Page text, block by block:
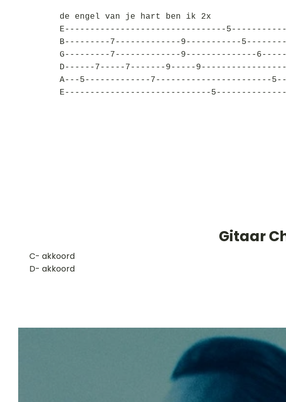
de engel van je hart ben ik 2x
E--------------------------------
B---------7-------------9-----------
G---------7-------------9--------------
D------7-----7-------9-----
A---5-------------7-----------------------
E-----------------------------
Gitaar
​C- akkoord
D- akkoord